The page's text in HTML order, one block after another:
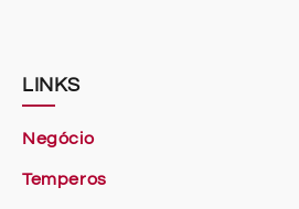
LINKS
Negócio
Temperos